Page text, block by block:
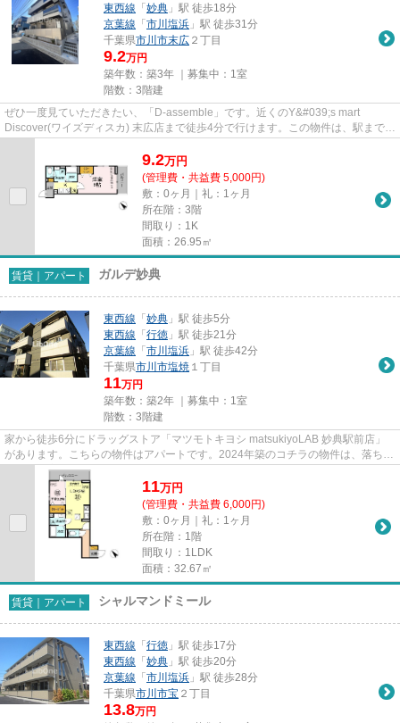
東西線 「 妙典 」駅 徒歩18分
京葉線 「 市川塩浜 」駅 徒歩31分
千葉県市川市末広 ２丁目
9.2万円
築年数：築3年 ｜募集中： 1室
階数：3階建
ぜひ一度見ていただきたい、「D-assemble」です。近くのY&#039;s mart
Discover(ワイズディスカ) 末広店まで徒歩4分で行けます。この物件は、駅まで徒
9.2万円
(管理費・共益費 5,000円)
敷：0ヶ月｜礼：1ヶ月
所在階：3階
間取り：1K
面積：26.95㎡
賃貸｜アパート ガルデ妙典
東西線 「 妙典 」駅 徒歩5分
東西線 「 行徳 」駅 徒歩21分
京葉線 「 市川塩浜 」駅 徒歩42分
千葉県市川市塩焼 １丁目
11万円
築年数：築2年 ｜募集中： 1室
階数：3階建
家から徒歩6分にドラッグストア「マツモトキヨシ matsukiyoLAB 妙典駅前店」
があります。こちらの物件はアパートです。2024年築のコチラの物件は、落ち着
きのある室内が魅力的です。付...
11万円
(管理費・共益費 6,000円)
敷：0ヶ月｜礼：1ヶ月
所在階：1階
間取り：1LDK
面積：32.67㎡
賃貸｜アパート シャルマンドミール
東西線 「 行徳 」駅 徒歩17分
東西線 「 妙典 」駅 徒歩20分
京葉線 「 市川塩浜 」駅 徒歩28分
千葉県市川市宝 ２丁目
13.8万円